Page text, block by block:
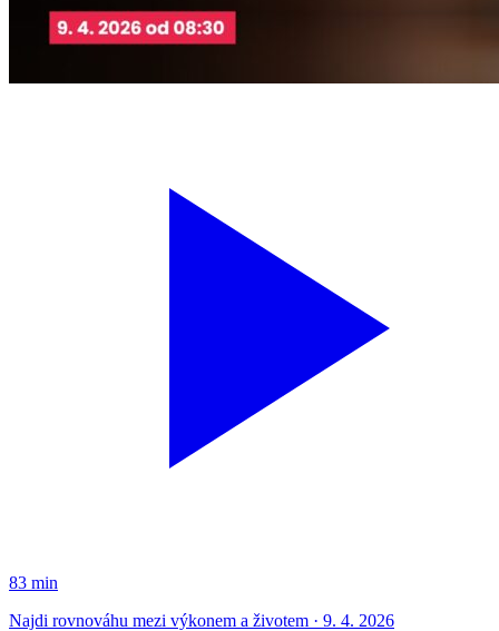
83 min
Najdi rovnováhu mezi výkonem a životem · 9. 4. 2026